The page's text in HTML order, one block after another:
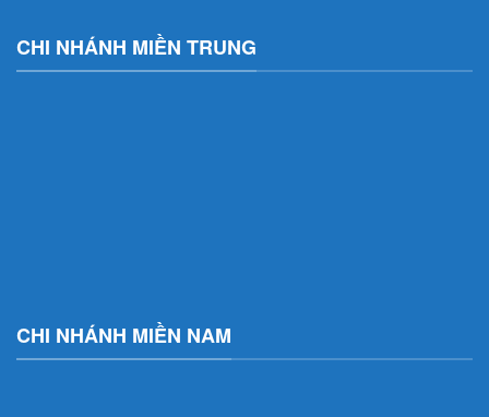
CHI NHÁNH MIỀN TRUNG
CHI NHÁNH MIỀN NAM